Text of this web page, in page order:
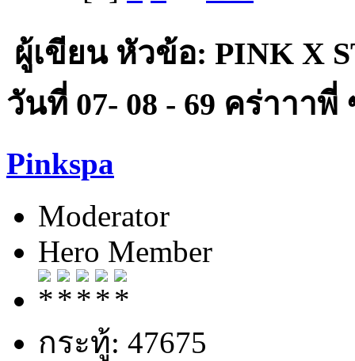
ผู้เขียนหัวข้อ: PINK X
วันที่ 07- 08 - 69 คร่าาาพี่
Pinkspa
Moderator
Hero Member
กระทู้: 47675